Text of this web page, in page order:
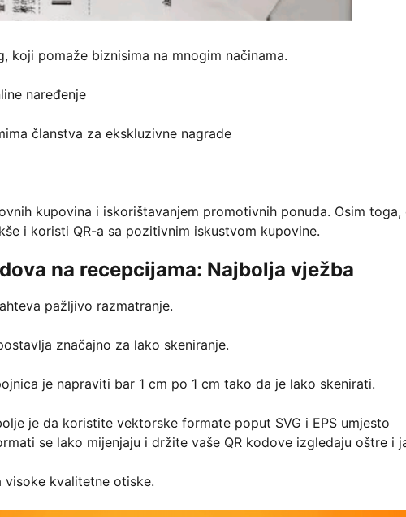
koji pomaže biznisima na mnogim načinama.
naređenje
članstva za ekskluzivne nagrade
kupovina i iskorištavanjem promotivnih ponuda. Osim toga,
i koristi QR-a sa pozitivnim iskustvom kupovine.
na recepcijama: Najbolja vježba
pažljivo razmatranje.
značajno za lako skeniranje.
je napraviti bar 1 cm po 1 cm tako da je lako skenirati.
je da koristite vektorske formate poput SVG i EPS umjesto
se lako mijenjaju i držite vaše QR kodove izgledaju oštre i
kvalitetne otiske.